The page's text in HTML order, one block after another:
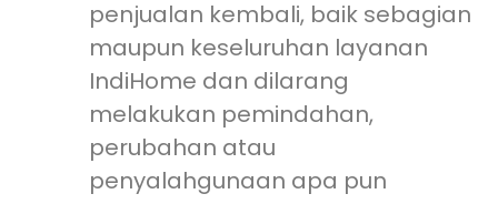
penjualan kembali, baik sebagian
maupun keseluruhan layanan
IndiHome dan dilarang
melakukan pemindahan,
perubahan atau
penyalahgunaan apa pun